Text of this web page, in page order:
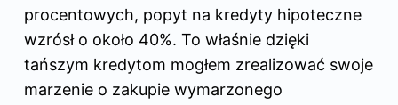
procentowych, popyt na kredyty hipoteczne
wzrósł o około 40%. To właśnie dzięki
tańszym kredytom mogłem zrealizować swoje
marzenie o zakupie wymarzonego